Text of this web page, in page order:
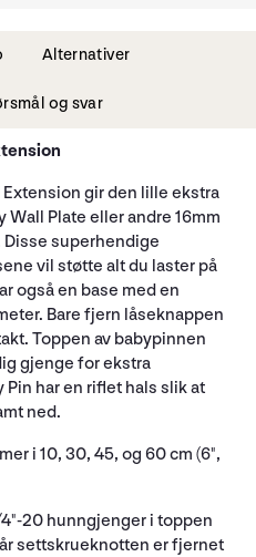
Alternativer
og svar
Extension gir den lille ekstra
Plate eller andre 16mm
Disse superhendige
vil støtte alt du laster på
også en base med en
Bare fjern låseknappen
Toppen av babypinnen
gjenge for ekstra
har en riflet hals slik at
ned.
i 10, 30, 45, og 60 cm (6",
4"-20 hunngjenger i toppen
settskrueknotten er fjernet